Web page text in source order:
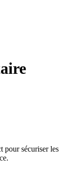
pour sécuriser les